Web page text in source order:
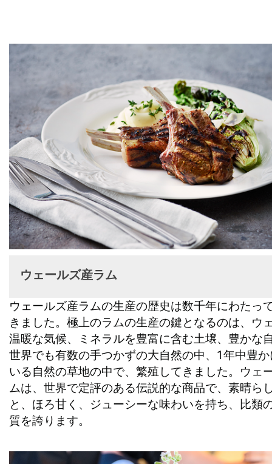
ウェールズ産ラム
ウェールズ産ラムの生産の歴史は数千年にわたっ
きました。極上のラムの生産の鍵となるのは、ウ
温暖な気候、ミネラルを豊富に含む土壌、豊かな
世界でも有数の手つかずの大自然の中、1年中豊
いる自然の草地の中で、繁殖してきました。ウェ
ムは、世界で定評のある伝説的な商品で、素晴ら
と、ほろ甘く、ジューシーな味わいを持ち、比類
質を誇ります。